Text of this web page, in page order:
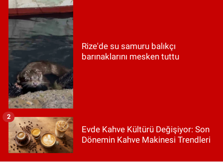
Rize'de su samuru balıkçı
barınaklarını mesken tuttu
Evde Kahve Kültürü Değişiyor: Son
Dönemin Kahve Makinesi Trendleri
2